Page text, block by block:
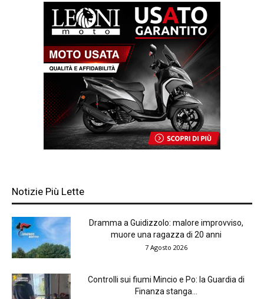
Notizie Più Lette
Dramma a Guidizzolo: malore improvviso,
muore una ragazza di 20 anni
7 Agosto 2026
Controlli sui fiumi Mincio e Po: la Guardia di
Finanza stanga...